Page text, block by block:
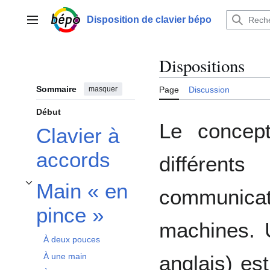
contenuMenu principalDisposition de clavier bépo
Sommaire masquer
Début
Clavier à
accords
Main « en
pince »
Afficher / masquer la sous-section Main « en pince »
À deux pouces
À une main
Dispositions
Page Discussion
Le
machines.
anglais)